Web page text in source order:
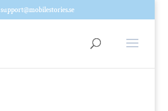
support@mobilestories.se